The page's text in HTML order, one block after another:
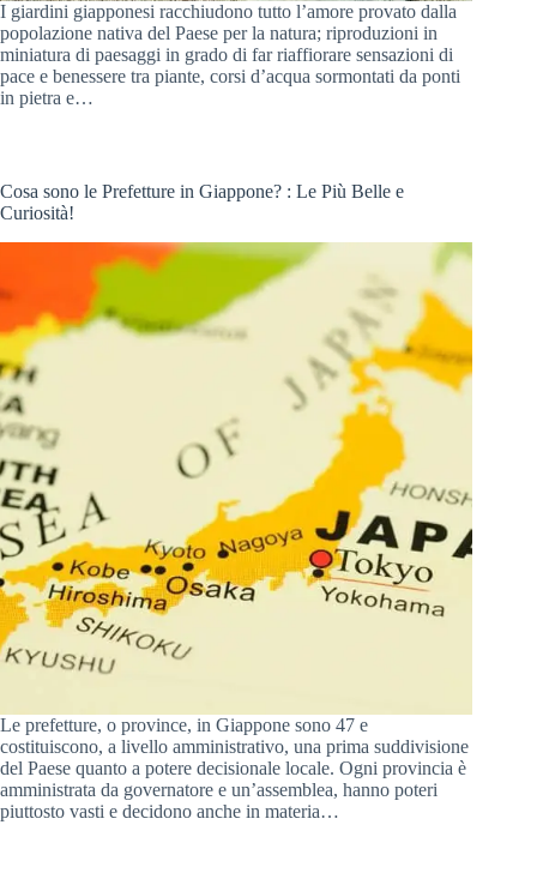
I giardini giapponesi racchiudono tutto l’amore provato dalla
popolazione nativa del Paese per la natura; riproduzioni in
miniatura di paesaggi in grado di far riaffiorare sensazioni di
pace e benessere tra piante, corsi d’acqua sormontati da ponti
in pietra e…
Cosa sono le Prefetture in Giappone? : Le Più Belle e
Curiosità!
Le prefetture, o province, in Giappone sono 47 e
costituiscono, a livello amministrativo, una prima suddivisione
del Paese quanto a potere decisionale locale. Ogni provincia è
amministrata da governatore e un’assemblea, hanno poteri
piuttosto vasti e decidono anche in materia…